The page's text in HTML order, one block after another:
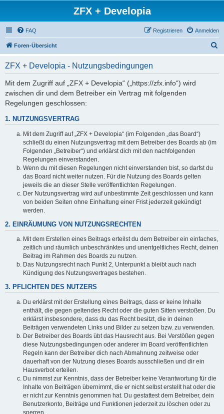
ZFX + Developia
FAQ Anmelden
Registrieren
Foren-Übersicht
ZFX + Developia - Nutzungsbedingungen
Mit dem Zugriff auf „ZFX + Developia“ („https://zfx.info“) wird
zwischen dir und dem Betreiber ein Vertrag mit folgenden
Regelungen geschlossen:
1. NUTZUNGSVERTRAG
Mit dem Zugriff auf „ZFX + Developia“ (im Folgenden „das Board“)
schließt du einen Nutzungsvertrag mit dem Betreiber des Boards ab (im
Folgenden „Betreiber“) und erklärst dich mit den nachfolgenden
Regelungen einverstanden.
Wenn du mit diesen Regelungen nicht einverstanden bist, so darfst du
das Board nicht weiter nutzen. Für die Nutzung des Boards gelten
jeweils die an dieser Stelle veröffentlichten Regelungen.
Der Nutzungsvertrag wird auf unbestimmte Zeit geschlossen und kann
von beiden Seiten ohne Einhaltung einer Frist jederzeit gekündigt
werden.
2. EINRÄUMUNG VON NUTZUNGSRECHTEN
Mit dem Erstellen eines Beitrags erteilst du dem Betreiber ein einfaches,
zeitlich und räumlich unbeschränktes und unentgeltliches Recht, deinen
Beitrag im Rahmen des Boards zu nutzen.
Das Nutzungsrecht nach Punkt 2, Unterpunkt a bleibt auch nach
Kündigung des Nutzungsvertrages bestehen.
3. PFLICHTEN DES NUTZERS
Du erklärst mit der Erstellung eines Beitrags, dass er keine Inhalte
enthält, die gegen geltendes Recht oder die guten Sitten verstoßen. Du
erklärst insbesondere, dass du das Recht besitzt, die in deinen
Beiträgen verwendeten Links und Bilder zu setzen bzw. zu verwenden.
Der Betreiber des Boards übt das Hausrecht aus. Bei Verstößen gegen
diese Nutzungsbedingungen oder anderer im Board veröffentlichten
Regeln kann der Betreiber dich nach Abmahnung zeitweise oder
dauerhaft von der Nutzung dieses Boards ausschließen und dir ein
Hausverbot erteilen.
Du nimmst zur Kenntnis, dass der Betreiber keine Verantwortung für die
Inhalte von Beiträgen übernimmt, die er nicht selbst erstellt hat oder die
er nicht zur Kenntnis genommen hat. Du gestattest dem Betreiber, dein
Benutzerkonto, Beiträge und Funktionen jederzeit zu löschen oder zu
sperren.